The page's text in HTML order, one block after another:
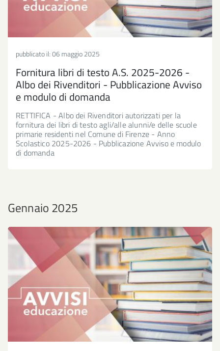
pubblicato il:06 maggio 2025
Fornitura libri di testo A.S. 2025-2026 -
Albo dei Rivenditori - Pubblicazione Avviso
e modulo di domanda
RETTIFICA - Albo dei Rivenditori autorizzati per la
fornitura dei libri di testo agli/alle alunni/e delle scuole
primarie residenti nel Comune di Firenze - Anno
Scolastico 2025-2026 - Pubblicazione Avviso e modulo
di domanda
Gennaio 2025